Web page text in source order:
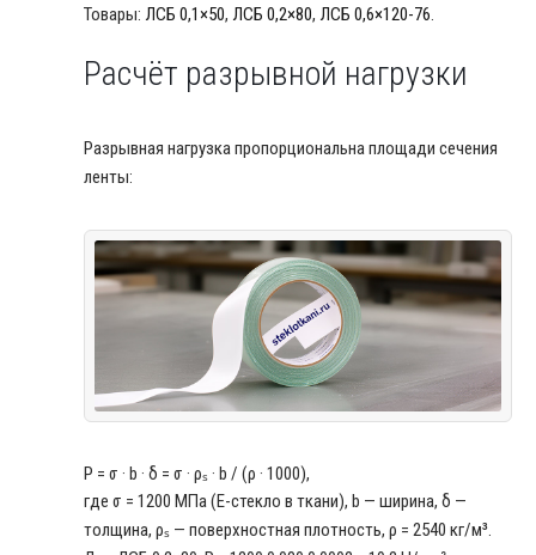
Товары: ЛСБ 0,1×50, ЛСБ 0,2×80, ЛСБ 0,6×120-76.
Расчёт разрывной нагрузки
Разрывная нагрузка пропорциональна площади сечения
ленты:
P = σ · b · δ = σ · ρₛ · b / (ρ · 1000),
где σ = 1200 МПа (E-стекло в ткани), b — ширина, δ —
толщина, ρₛ — поверхностная плотность, ρ = 2540 кг/м³.